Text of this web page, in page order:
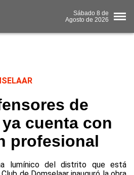
Sábado 8 de
Agosto de 2026
de
cuenta con
profesional
lumínico del distrito que está